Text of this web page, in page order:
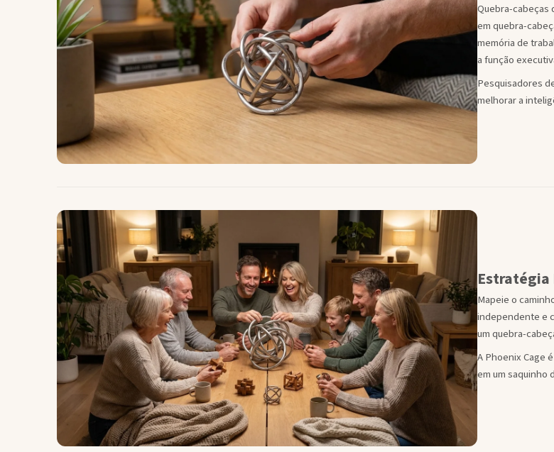
Quebra-cabeças
em quebra-
memória de
a função
Pesquisadores
melhorar a
Estratégia
Mapeie o
independente e
um quebra-
A Phoenix Cage
em um saquinho